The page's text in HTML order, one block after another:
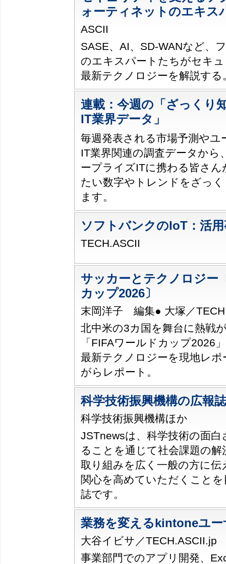
ォーティネットのエキス
ASCII
SASE、AI、SD-WANなど、
のエキスパートたちがセキ
最新テクノロジーを解説する
連載：今週の「ざっくり
IT業界データ」
毎週発表される市場予測やユ
IT業界関連の調査データから
ープライズITに携わる皆さん
たい数字やトレンドをざっ
ます。
ソフトバンクのIoT：活
TECH.ASCII
サッカーとテクノロジー
カップ2026〕
末岡洋子 編集● 大塚／
北中米の3カ国を舞台に熱戦
「FIFAワールドカップ2026
最新テクノロジーを現地レ
がらレポート。
科学技術振興機構の広報
科学技術振興機構ほか
JSTnewsは、科学技術の面白
ることを通じて社会課題の
取り組みを広く一般の方に伝
関心を高めていただくこと
誌です。
業務を変えるkintoneユー
大谷イビサ／TECH.ASCII.jp
事業部門でのアプリ開発、